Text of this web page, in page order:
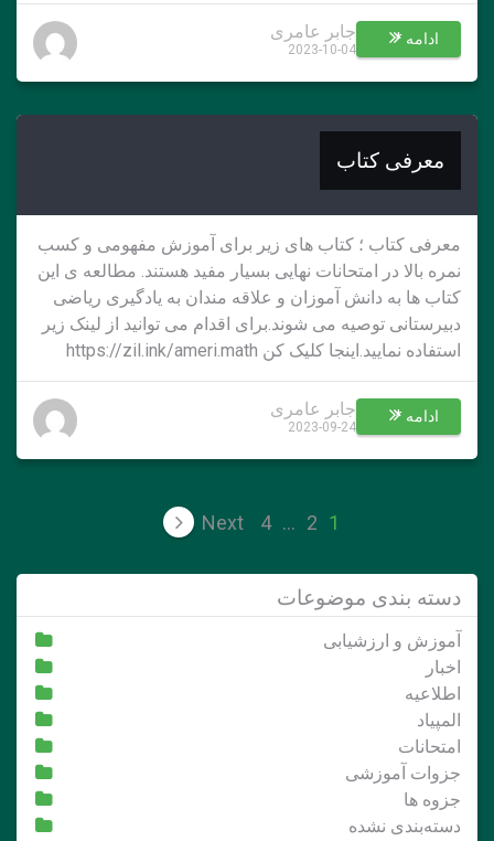
ادامه * جابر عامری
2023-10-04
معرفی کتاب
معرفی کتاب ؛ کتاب های زیر برای آموزش مفهومی و کسب
نمره بالا در امتحانات نهایی بسیار مفید هستند. مطالعه ی این
کتاب ها به دانش آموزان و علاقه مندان به یادگیری ریاضی
دبیرستانی توصیه می شوند.برای اقدام می توانید از لینک زیر
استفاده نمایید.اینجا کلیک کن https://zil.ink/ameri.math
ادامه * جابر عامری
2023-09-24
1
2
…
4
Next
دسته بندی موضوعات
آموزش و ارزشیابی
اخبار
اطلاعیه
المپیاد
امتحانات
جزوات آموزشی
جزوه ها
دسته‌بندی نشده